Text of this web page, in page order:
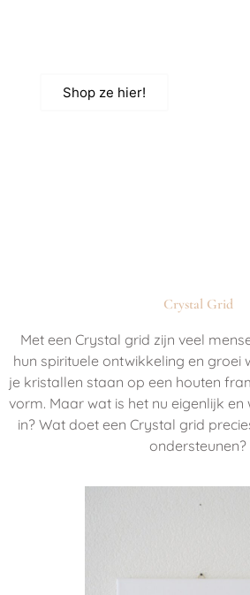
Shop ze hier!
Crystal Grid
Met een Crystal grid zijn veel
hun spirituele ontwikkeling en groei
je kristallen staan op een houten
vorm. Maar wat is het nu eigenlijk
in? Wat doet een Crystal grid
ondersteunen?